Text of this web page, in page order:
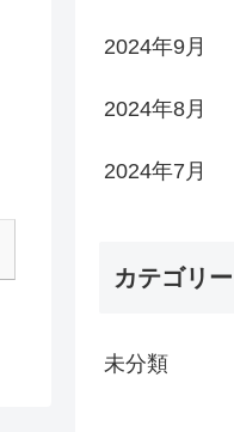
2024年9月
2024年8月
2024年7月
カテゴリー
未分類